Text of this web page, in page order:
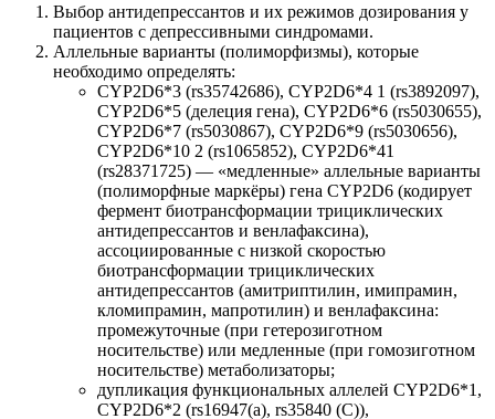
Выбор антидепрессантов и их режимов дозирования у
пациентов с депрессивными синдромами.
Аллельные варианты (полиморфизмы), которые
необходимо определять:
CYP2D6*3 (rs35742686), CYP2D6*4 1 (rs3892097),
CYP2D6*5 (делеция гена), CYP2D6*6 (rs5030655),
CYP2D6*7 (rs5030867), CYP2D6*9 (rs5030656),
CYP2D6*10 2 (rs1065852), CYP2D6*41
(rs28371725) — «медленные» аллельные варианты
(полиморфные маркёры) гена CYP2D6 (кодирует
фермент биотрансформации трициклических
антидепрессантов и венлафаксина),
ассоциированные с низкой скоростью
биотрансформации трициклических
антидепрессантов (амитриптилин, имипрамин,
кломипрамин, мапротилин) и венлафаксина:
промежуточные (при гетерозиготном
носительстве) или медленные (при гомозиготном
носительстве) метаболизаторы;
дупликация функциональных аллелей CYP2D6*1,
CYP2D6*2 (rs16947(а), rs35840 (C)),